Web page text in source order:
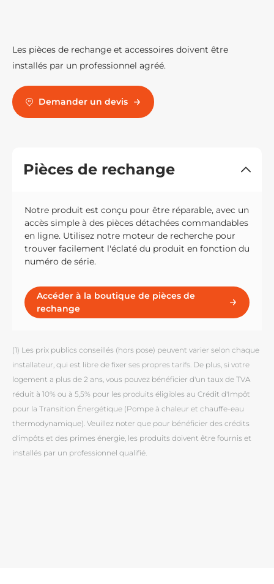
Les pièces de rechange et accessoires doivent être
installés par un professionnel agréé.
Demander un devis
Pièces de rechange
Notre produit est conçu pour être réparable, avec un
accès simple à des pièces détachées commandables
en ligne. Utilisez notre moteur de recherche pour
trouver facilement l'éclaté du produit en fonction du
numéro de série.
Accéder à la boutique de pièces de
rechange
(1) Les prix publics conseillés (hors pose) peuvent varier selon chaque
installateur, qui est libre de fixer ses propres tarifs. De plus, si votre
logement a plus de 2 ans, vous pouvez bénéficier d'un taux de TVA
réduit à 10% ou à 5,5% pour les produits éligibles au Crédit d'Impôt
pour la Transition Énergétique (Pompe à chaleur et chauffe-eau
thermodynamique). Veuillez noter que pour bénéficier des crédits
d'impôts et des primes énergie, les produits doivent être fournis et
installés par un professionnel qualifié.